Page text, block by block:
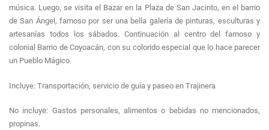
música. Luego, se visita el Bazar en la Plaza de San Jacinto, en el barrio
de San Ángel, famoso por ser una bella galería de pinturas, esculturas y
artesanías todos los sábados. Continuación al centro del famoso y
colonial Barrio de Coyoacán, con su colorido especial que lo hace parecer
un Pueblo Mágico.
Incluye: Transportación, servicio de guía y paseo en Trajinera
No incluye: Gastos personales, alimentos o bebidas no mencionados,
propinas.